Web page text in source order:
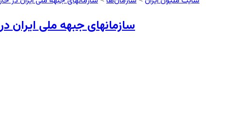
سازمانهای جبهه ملی ایران